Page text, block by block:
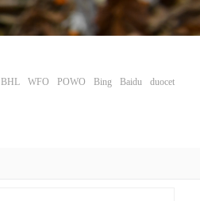
BHL WFO POWO Bing Baidu duocet